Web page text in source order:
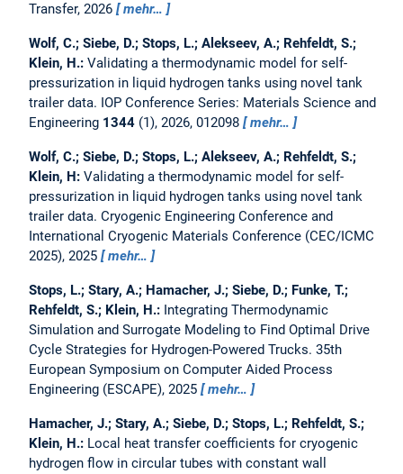
Transfer, 2026
mehr…
Wolf, C.; Siebe, D.; Stops, L.; Alekseev, A.; Rehfeldt, S.;
Klein, H.: Validating a thermodynamic model for self-
pressurization in liquid hydrogen tanks using novel tank
trailer data. IOP Conference Series: Materials Science and
Engineering 1344 (1), 2026, 012098 mehr…
Wolf, C.; Siebe, D.; Stops, L.; Alekseev, A.; Rehfeldt, S.;
Klein, H: Validating a thermodynamic model for self-
pressurization in liquid hydrogen tanks using novel tank
trailer data. Cryogenic Engineering Conference and
International Cryogenic Materials Conference (CEC/ICMC
2025), 2025
mehr…
Stops, L.; Stary, A.; Hamacher, J.; Siebe, D.; Funke, T.;
Rehfeldt, S.; Klein, H.: Integrating Thermodynamic
Simulation and Surrogate Modeling to Find Optimal Drive
Cycle Strategies for Hydrogen-Powered Trucks. 35th
European Symposium on Computer Aided Process
Engineering (ESCAPE), 2025
mehr…
Hamacher, J.; Stary, A.; Siebe, D.; Stops, L.; Rehfeldt, S.;
Klein, H.: Local heat transfer coefficients for cryogenic
hydrogen flow in circular tubes with constant wall